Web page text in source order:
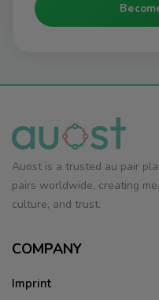
Auost is a trusted au pair
pairs worldwide, creating
culture, and trust.
COMPANY
Imprint